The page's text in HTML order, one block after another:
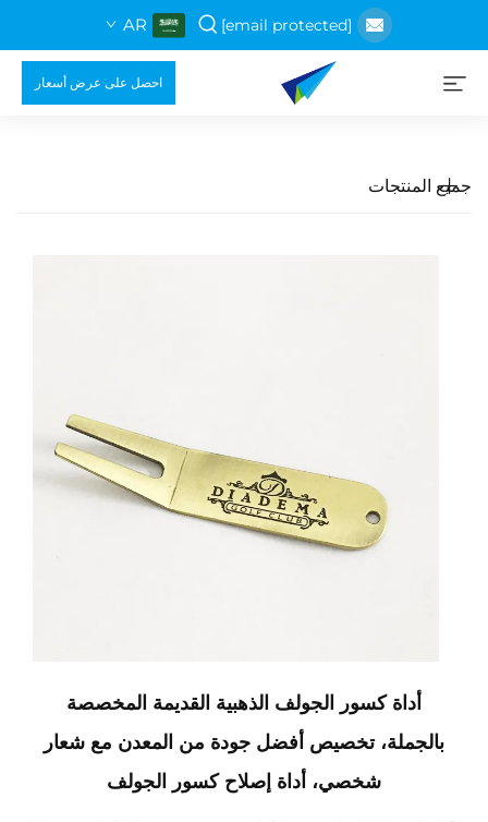
[email protected]
AR
احصل على عرض أسعار
جميع المنتجات
أداة كسور الجولف الذهبية القديمة المخصصة
بالجملة، تخصيص أفضل جودة من المعدن مع شعار
شخصي، أداة إصلاح كسور الجولف